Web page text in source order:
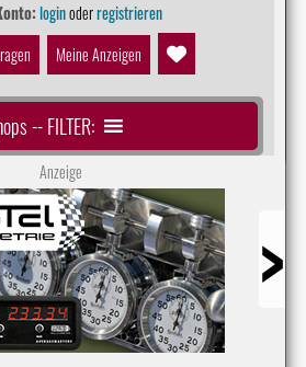
loginoderregistrieren
Meine Anzeigen
-- FILTER:
Anzeige